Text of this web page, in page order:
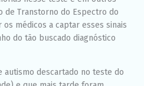
de Transtorno do Espectro do
médicos a captar esses sinais
do tão buscado diagnóstico
autismo descartado no teste do